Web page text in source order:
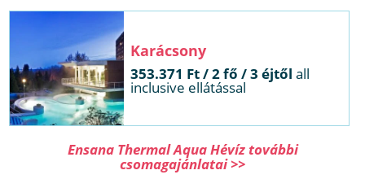
Karácsony
353.371 Ft / 2 fő / 3 éjtől all
inclusive ellátással
Ensana Thermal Aqua Hévíz további
csomagajánlatai >>